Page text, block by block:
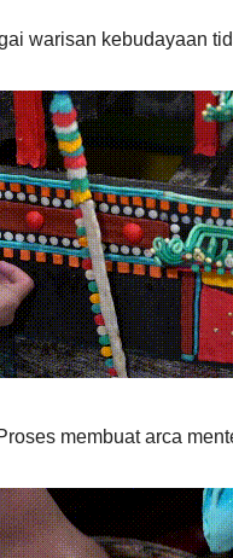
warisan kebudayaan
membuat arca